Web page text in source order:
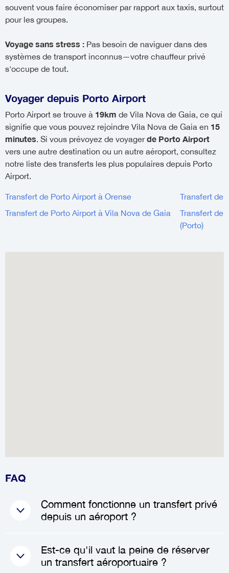
souvent vous faire économiser par rapport aux taxis, surtout
pour les groupes.
Voyage sans stress : Pas besoin de naviguer dans des
systèmes de transport inconnus—votre chauffeur privé
s'occupe de tout.
Voyager depuis Porto Airport
Porto Airport se trouve à 19km de Vila Nova de Gaia, ce qui
signifie que vous pouvez rejoindre Vila Nova de Gaia en 15
minutes. Si vous prévoyez de voyagerde Porto Airport
vers une autre destination ou un autre aéroport, consultez
notre liste des transferts les plus populaires depuis Porto
Airport.
Transfert de Porto Airport à Orense
Transfert de
Transfert de Porto Airport à Vila Nova de Gaia
Transfert de
(Porto)
FAQ
Comment fonctionne un transfert privé
depuis un aéroport ?
Lorsque vous réservez un
transfert privé, un chauffeur
Est-ce qu'il vaut la peine de réserver
un transfert aéroportuaire ?